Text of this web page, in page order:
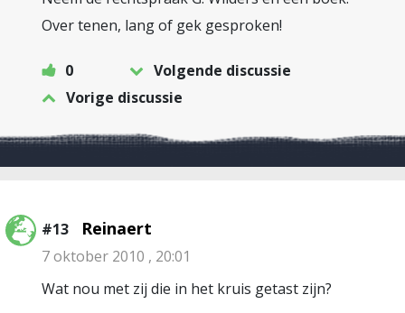
Over tenen, lang of gek gesproken!
0
Volgende discussie
Vorige discussie
#13 Reinaert
7 oktober 2010 , 20:01
Wat nou met zij die in het kruis getast zijn?